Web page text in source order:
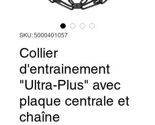
SKU: 5000401057
Collier
d'entrainement
"Ultra-Plus" avec
plaque centrale et
chaîne